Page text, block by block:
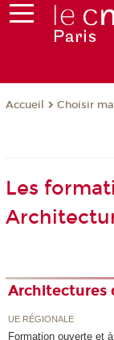
Accueil Choisir
Les
Architectures
UE RÉGIONALE
Formation ouverte et